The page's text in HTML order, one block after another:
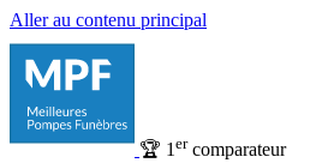
Aller au contenu principal
🏆 1 ercomparateur